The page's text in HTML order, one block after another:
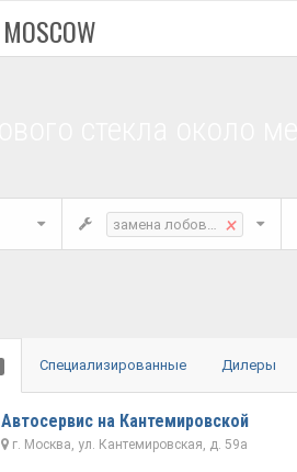
MOSCOW
замена лобового стекла
×
Специализированные Дилеры
Автосервис на Кантемировской
г. Москва, ул. Кантемировская, д. 59а